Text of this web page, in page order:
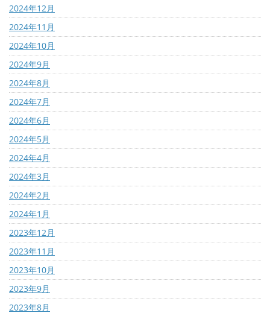
2024年12月
2024年11月
2024年10月
2024年9月
2024年8月
2024年7月
2024年6月
2024年5月
2024年4月
2024年3月
2024年2月
2024年1月
2023年12月
2023年11月
2023年10月
2023年9月
2023年8月